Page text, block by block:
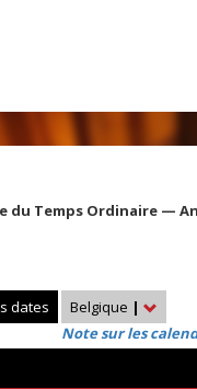
du Temps Ordinaire —
dates Belgique |
Note sur les